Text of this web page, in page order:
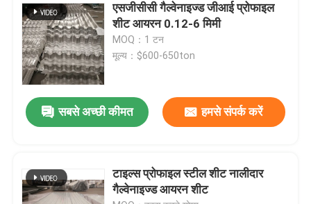
एसजीसीसी गैल्वेनाइज्ड जीआई प्रोफाइल
शीट आयरन 0.12-6 मिमी
MOQ：1 टन
मूल्य：$600-650ton
सबसे अच्छी कीमत हमसे संपर्क करें
टाइल्स प्रोफाइल स्टील शीट नालीदार
गैल्वेनाइज्ड आयरन शीट